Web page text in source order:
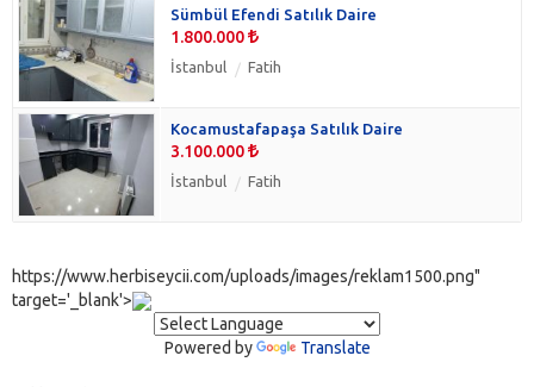
Sümbül Efendi Satılık Daire
1.800.000
İstanbul Fatih
Kocamustafapaşa Satılık Daire
3.100.000
İstanbul Fatih
https://www.herbiseycii.com/uploads/images/reklam1500.png"
target='_blank'>
Powered by Translate